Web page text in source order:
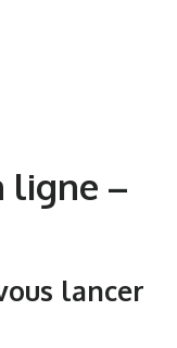
ligne –
lancer